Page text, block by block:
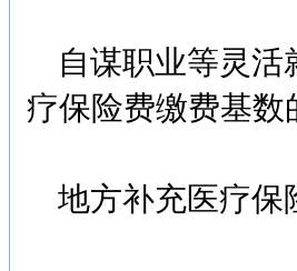
自谋职业等灵活
疗保险费缴费基数
地方补充医疗保